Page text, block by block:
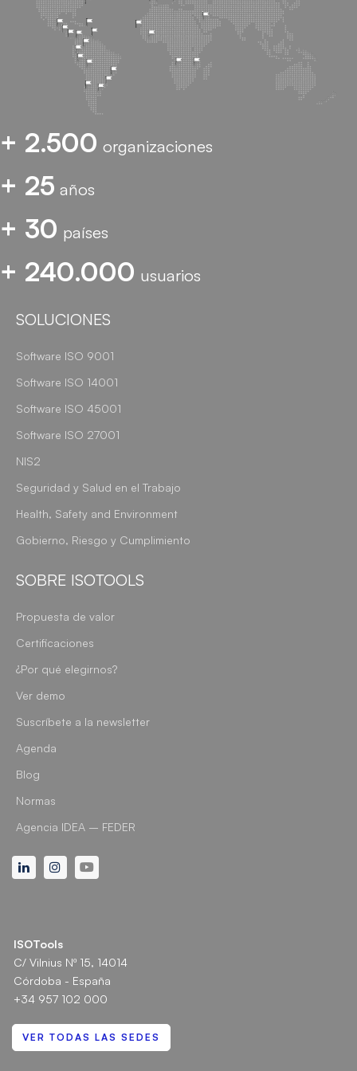
+ 2.500 organizaciones
+ 25 años
+ 30 países
+ 240.000 usuarios
SOLUCIONES
Software ISO 9001
Software ISO 14001
Software ISO 45001
Software ISO 27001
NIS2
Seguridad y Salud en el Trabajo
Health, Safety and Environment
Gobierno, Riesgo y Cumplimiento
SOBRE ISOTOOLS
Propuesta de valor
Certificaciones
¿Por qué elegirnos?
Ver demo
Suscríbete a la newsletter
Agenda
Blog
Normas
Agencia IDEA – FEDER
LinkedinInstagramYoutube
ISOTools
C/ Vilnius Nº 15, 14014
Córdoba - España
+34 957 102 000
VER TODAS LAS SEDES